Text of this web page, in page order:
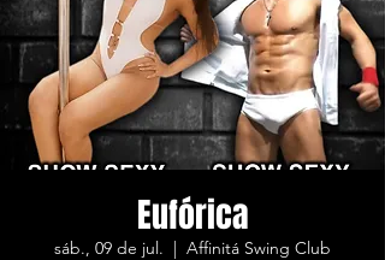
Eufórica
sáb., 09 de jul.
  |
Affinitá Swing Club